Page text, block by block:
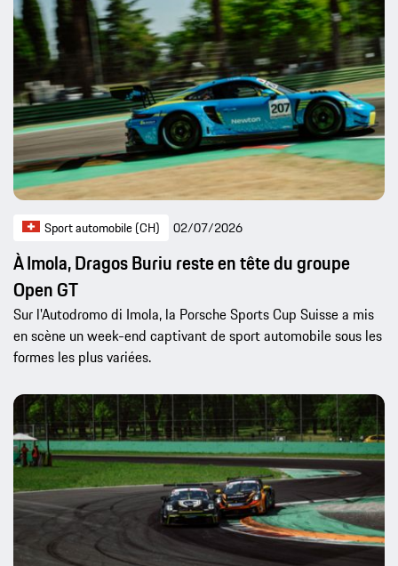
Sport automobile (CH) 02/07/2026
À Imola, Dragos Buriu reste en tête du groupe
Open GT
Sur l'Autodromo di Imola, la Porsche Sports Cup Suisse a mis
en scène un week-end captivant de sport automobile sous les
formes les plus variées.